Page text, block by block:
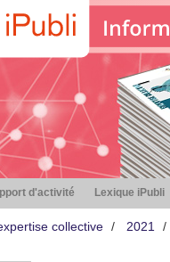
d'activité Lexique iPubli
collective 2021